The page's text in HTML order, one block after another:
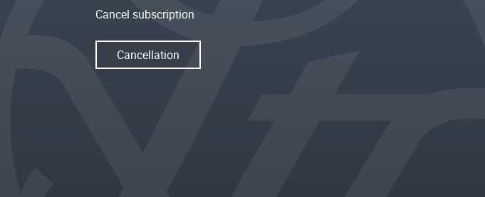
Cancel subscription
Cancellation